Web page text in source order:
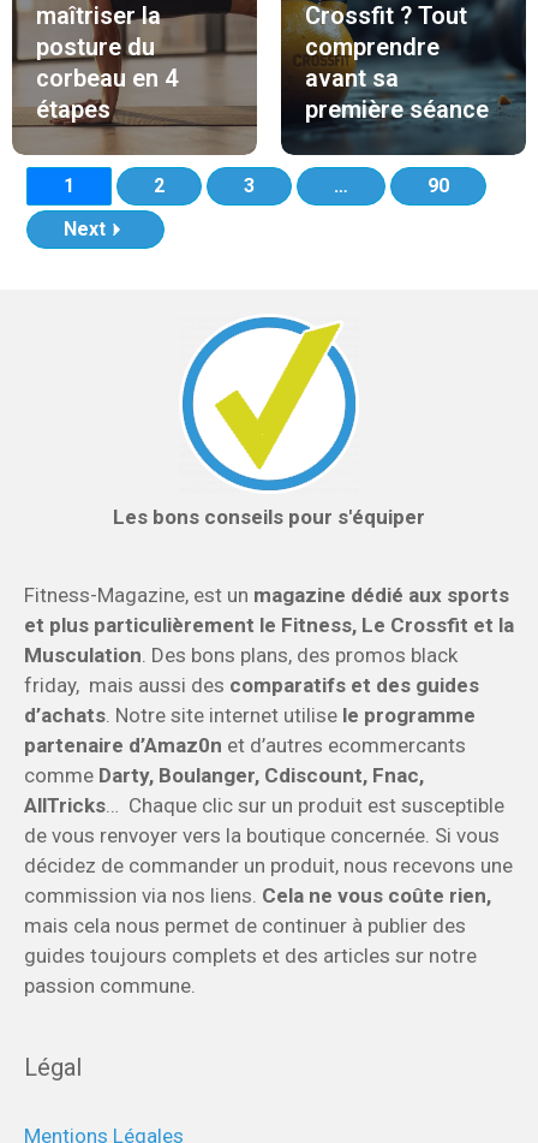
maîtriser la
posture du
corbeau en 4
étapes
Crossfit ? Tout
comprendre
avant sa
première séance
1 2 3 …
90
Next
Les bons conseils pour s'équiper
Fitness-Magazine, est un magazine dédié aux sports
et plus particulièrement le Fitness, Le Crossfit et la
Musculation. Des bons plans, des promos black
friday, mais aussi des comparatifs et des guides
d’achats. Notre site internet utilise le programme
partenaire d’Amaz0n et d’autres ecommercants
comme Darty, Boulanger, Cdiscount, Fnac,
AllTricks… Chaque clic sur un produit est susceptible
de vous renvoyer vers la boutique concernée. Si vous
décidez de commander un produit, nous recevons une
commission via nos liens. Cela ne vous coûte rien,
mais cela nous permet de continuer à publier des
guides toujours complets et des articles sur notre
passion commune.
Légal
Mentions Légales